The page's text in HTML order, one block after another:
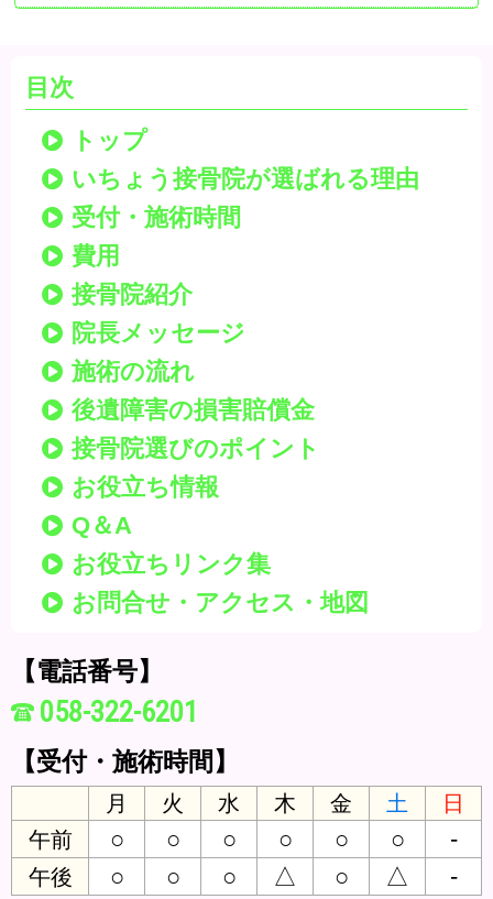
目次
トップ
いちょう接骨院が選ばれる理由
受付・施術時間
費用
接骨院紹介
院長メッセージ
施術の流れ
後遺障害の損害賠償金
接骨院選びのポイント
お役立ち情報
Q＆A
お役立ちリンク集
お問合せ・アクセス・地図
【電話番号】
058-322-6201
【受付・施術時間】
月 火 水 木 金 土
日
午前
○ ○ ○ ○ ○ ○ -
午後 ○ ○ ○ △ ○ △
-